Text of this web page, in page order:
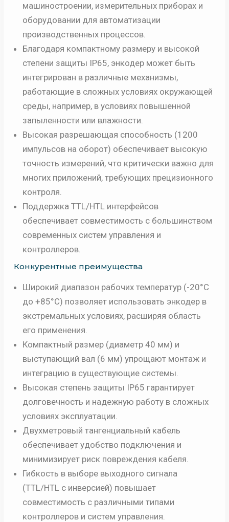
машиностроении, измерительных приборах и
оборудовании для автоматизации
производственных процессов.
Благодаря компактному размеру и высокой
степени защиты IP65, энкодер может быть
интегрирован в различные механизмы,
работающие в сложных условиях окружающей
среды, например, в условиях повышенной
запыленности или влажности.
Высокая разрешающая способность (1200
импульсов на оборот) обеспечивает высокую
точность измерений, что критически важно для
многих приложений, требующих прецизионного
контроля.
Поддержка TTL/HTL интерфейсов
обеспечивает совместимость с большинством
современных систем управления и
контроллеров.
Конкурентные преимущества
Широкий диапазон рабочих температур (-20°C
до +85°C) позволяет использовать энкодер в
экстремальных условиях, расширяя область
его применения.
Компактный размер (диаметр 40 мм) и
выступающий вал (6 мм) упрощают монтаж и
интеграцию в существующие системы.
Высокая степень защиты IP65 гарантирует
долговечность и надежную работу в сложных
условиях эксплуатации.
Двухметровый тангенциальный кабель
обеспечивает удобство подключения и
минимизирует риск повреждения кабеля.
Гибкость в выборе выходного сигнала
(TTL/HTL с инверсией) повышает
совместимость с различными типами
контроллеров и систем управления.